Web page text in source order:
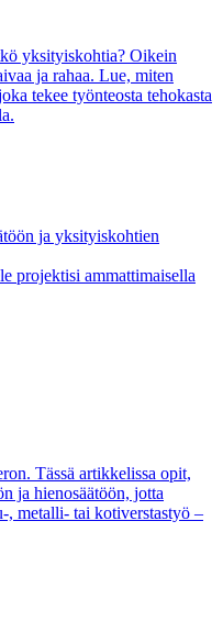
yksityiskohtia? Oikein
ja rahaa. Lue, miten
tekee työnteosta tehokasta
ja yksityiskohtien
projektisi ammattimaisella
Tässä artikkelissa opit,
ja hienosäätöön, jotta
, metalli- tai kotiverstastyö –